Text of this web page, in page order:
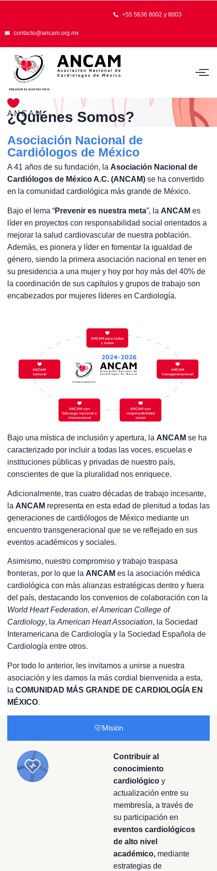
+55 5636 8002 y 8003
contacto@ancam.org.mx
ANCAM
¿Quiénes Somos?
Asociación Nacional de
Cardiólogos de México
A 41 años de su fundación, la Asociación Nacional de
Cardiólogos de México A.C. (ANCAM) se ha convertido
en la comunidad cardiológica más grande de México.
Bajo el lema “Prevenir es nuestra meta”, la ANCAM es
líder en proyectos con responsabilidad social orientados a
mejorar la salud cardiovascular de nuestra población.
Además, es pionera y líder en fomentar la igualdad de
género, siendo la primera asociación nacional en tener en
su presidencia a una mujer y hoy por hoy más del 40% de
la coordinación de sus capítulos y grupos de trabajo son
encabezados por mujeres líderes en Cardiología.
Bajo una mística de inclusión y apertura, la ANCAM se ha
caracterizado por incluir a todas las voces, escuelas e
instituciones públicas y privadas de nuestro país,
conscientes de que la pluralidad nos enriquece.
Adicionalmente, tras cuatro décadas de trabajo incesante,
la ANCAM representa en esta edad de plenitud a todas las
generaciones de cardiólogos de México mediante un
encuentro transgeneracional que se ve reflejado en sus
eventos académicos y sociales.
Asimismo, nuestro compromiso y trabajo traspasa
fronteras, por lo que la ANCAM es la asociación médica
cardiológica con más alianzas estratégicas dentro y fuera
del país, destacando los convenios de colaboración con la
World Heart Federation, el American College of
Cardiology, la American Heart Association, la Sociedad
Interamericana de Cardiología y la Sociedad Española de
Cardiología entre otros.
Por todo lo anterior, les invitamos a unirse a nuestra
asociación y les damos la más cordial bienvenida a esta,
la COMUNIDAD MÁS GRANDE DE CARDIOLOGÍA EN
MÉXICO.
Misión
Contribuir al
conocimiento
cardiológico y
actualización entre su
membresía, a través de
su participación en
eventos cardiológicos
de alto nivel
académico, mediante
estrategias de